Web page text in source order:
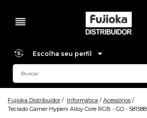
Escolha seu perfil
Fujioka Distribuidor Informática
Acessórios
Teclado Gamer Hyperx Alloy Core RGB - GO - 581588